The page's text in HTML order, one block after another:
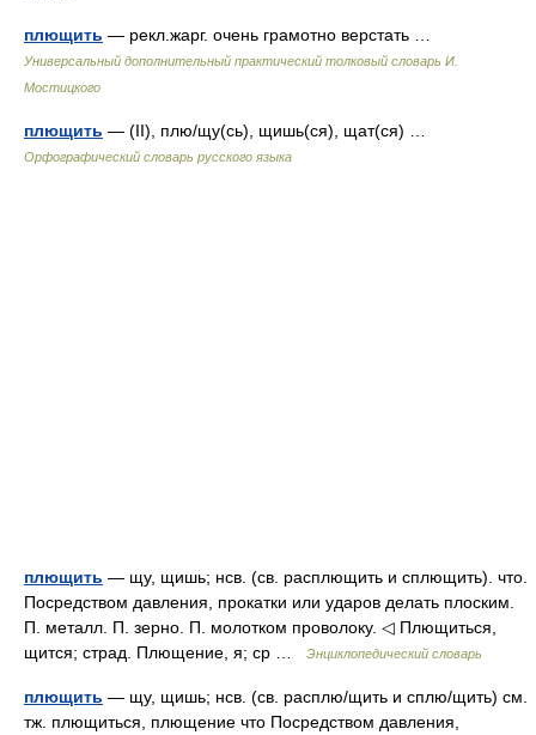
плющить — рекл.жарг. очень грамотно верстать …
Универсальный дополнительный практический толковый словарь И.
Мостицкого
плющить — (II), плю/щу(сь), щишь(ся), щат(ся) …
Орфографический словарь русского языка
плющить — щу, щишь; нсв. (св. расплющить и сплющить). что.
Посредством давления, прокатки или ударов делать плоским.
П. металл. П. зерно. П. молотком проволоку. ◁ Плющиться,
щится; страд. Плющение, я; ср …
Энциклопедический словарь
плющить — щу, щишь; нсв. (св. расплю/щить и сплю/щить) см.
тж. плющиться, плющение что Посредством давления,